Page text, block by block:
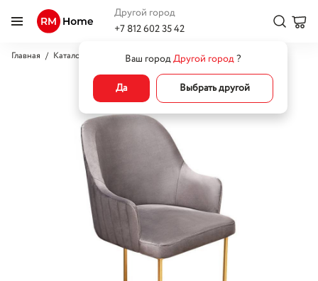
Другой город
+7 812 602 35 42
Ваш городДругой город?
Да Выбрать другой
Главная Каталог Кресла для отдыха Кресло Сидней